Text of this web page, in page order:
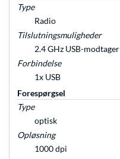
Type
Radio
Tilslutningsmuligheder
2.4 GHz USB-modtager
Forbindelse
1x USB
Forespørgsel
Type
optisk
Opløsning
1000 dpi